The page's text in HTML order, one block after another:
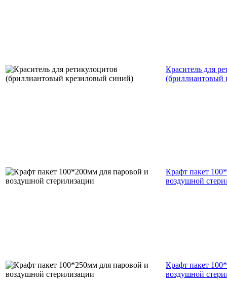
Краситель для
(бриллиантовый
Крафт пакет
воздушной
Крафт пакет
воздушной